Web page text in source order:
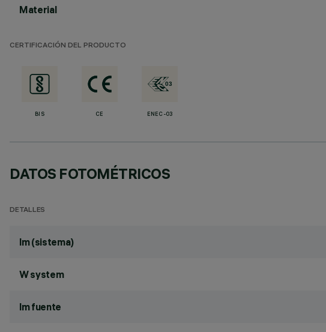
Material
CERTIFICACIÓN DEL PRODUCTO
BIS CE ENEC-03
DATOS FOTOMÉTRICOS
DETALLES
lm (sistema)
W system
lm fuente